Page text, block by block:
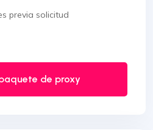
previa solicitud
de proxy